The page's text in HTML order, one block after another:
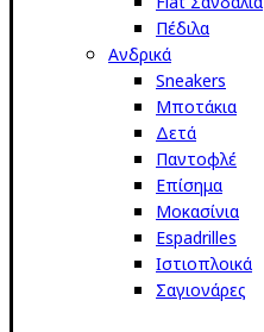
Πέδιλα
Ανδρικά
Sneakers
Μποτάκια
Δετά
Παντοφλέ
Επίσημα
Μοκασίνια
Espadrilles
Ιστιοπλοικά
Σαγιονάρες